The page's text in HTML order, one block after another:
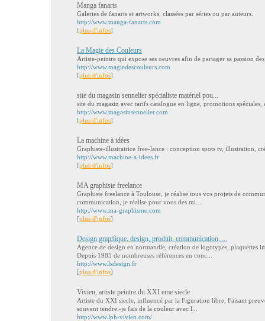
Manga fanarts
Galeries de fanarts et artworks, classées par séries ou par auteurs.
http://www.manga-fanarts.com
[plus d'infos]
La Magie des Couleurs
Artiste-peintre qui expose ses oeuvres afin de partager sa passion
http://www.magiedescouleurs.com
[plus d'infos]
site du magasin sennelier spécialiste matériel pou...
site du magasin avec tarifs catalogue en ligne, promotions
http://www.magasinsennelier.com
[plus d'infos]
La machine à idées
Graphiste-illustratrice free-lance : conception spots tv, illustration,
http://www.machine-a-idees.fr
[plus d'infos]
MA graphiste freelance
Graphiste freelance à Toulouse, je réalise tous vos projets de
communication, je réalise pour vous des mi...
http://www.ma-graphisme.com
[plus d'infos]
Design graphique, design, produit, communication, ...
Agence de design en normandie, création de logotypes, plaquettes
Depuis 1985 de nombreuses références en conc...
http://www.lsdesign.fr
[plus d'infos]
Vivien, artiste peintre du XXI eme siecle
Artiste du XXI siecle, influencé par la Figuration libre. Faisant
souvent tendre.-je fais de la couleur avec l...
http://www.lph-vivien.com/